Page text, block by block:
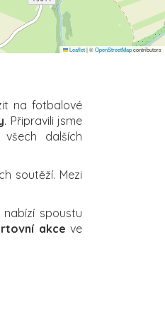
Leaflet|©OpenStreetMapcontributors
na fotbalové
. Připravili jsme
dalších
soutěží. Mezi
spoustu
akce ve